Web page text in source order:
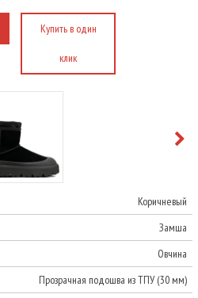
Купить в один
клик
Коричневый
Замша
Овчина
Прозрачная подошва из ТПУ (30 мм)